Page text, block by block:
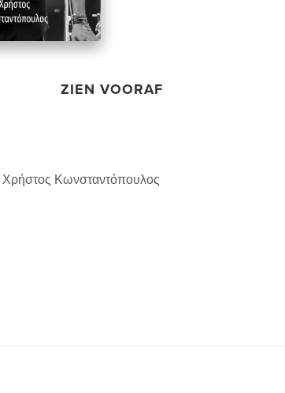
ZIEN VOORAF
Χρήστος Κωνσταντόπουλος